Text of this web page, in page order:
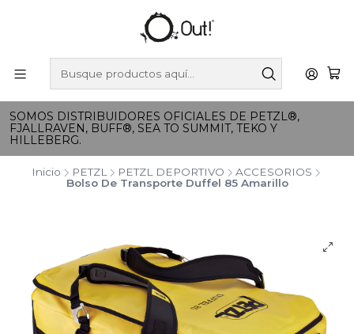
SOMOS DISTRIBUIDORES OFICIALES DE PETZL®,
FJALLRAVEN, BUFF®, SEA TO SUMMIT, TEKO Y
HILLEBERG.
Inicio PETZL PETZL DEPORTIVO
ACCESORIOS
Bolso De Transporte Duffel 85 Amarillo